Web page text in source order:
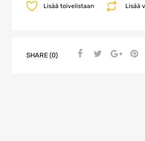
Lisää
Lisää toivelistaan
SHARE (0)